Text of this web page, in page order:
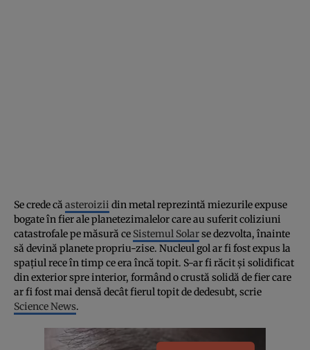
Se crede că asteroizii din metal reprezintă miezurile expuse
bogate în fier ale planetezimalelor care au suferit coliziuni
catastrofale pe măsură ce Sistemul Solarse dezvolta, înainte
să devină planete propriu-zise. Nucleul gol ar fi fost expus la
spaţiul rece în timp ce era încă topit. S-ar fi răcit şi solidificat
din exterior spre interior, formând o crustă solidă de fier care
ar fi fost mai densă decât fierul topit de dedesubt, scrie
Science News.